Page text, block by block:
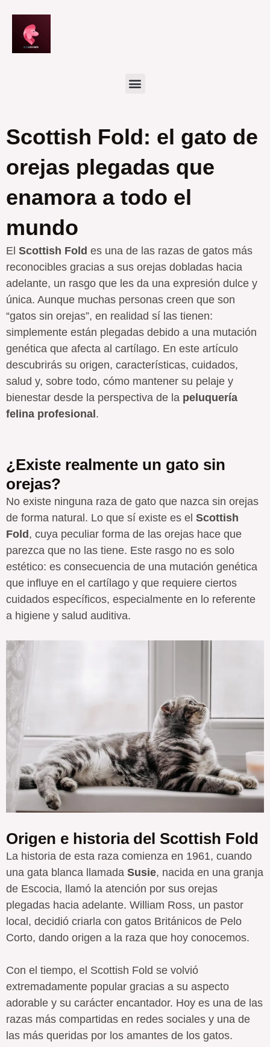
contenido
Scottish Fold: el gato de
orejas plegadas que
enamora a todo el
mundo
El Scottish Fold es una de las razas de gatos más
reconocibles gracias a sus orejas dobladas hacia
adelante, un rasgo que les da una expresión dulce y
única. Aunque muchas personas creen que son
“gatos sin orejas”, en realidad sí las tienen:
simplemente están plegadas debido a una mutación
genética que afecta al cartílago. En este artículo
descubrirás su origen, características, cuidados,
salud y, sobre todo, cómo mantener su pelaje y
bienestar desde la perspectiva de la peluquería
felina profesional.
¿Existe realmente un gato sin
orejas?
No existe ninguna raza de gato que nazca sin orejas
de forma natural. Lo que sí existe es el Scottish
Fold, cuya peculiar forma de las orejas hace que
parezca que no las tiene. Este rasgo no es solo
estético: es consecuencia de una mutación genética
que influye en el cartílago y que requiere ciertos
cuidados específicos, especialmente en lo referente
a higiene y salud auditiva.
Origen e historia del Scottish Fold
La historia de esta raza comienza en 1961, cuando
una gata blanca llamada Susie, nacida en una granja
de Escocia, llamó la atención por sus orejas
plegadas hacia adelante. William Ross, un pastor
local, decidió criarla con gatos Británicos de Pelo
Corto, dando origen a la raza que hoy conocemos.
Con el tiempo, el Scottish Fold se volvió
extremadamente popular gracias a su aspecto
adorable y su carácter encantador. Hoy es una de las
razas más compartidas en redes sociales y una de
las más queridas por los amantes de los gatos.